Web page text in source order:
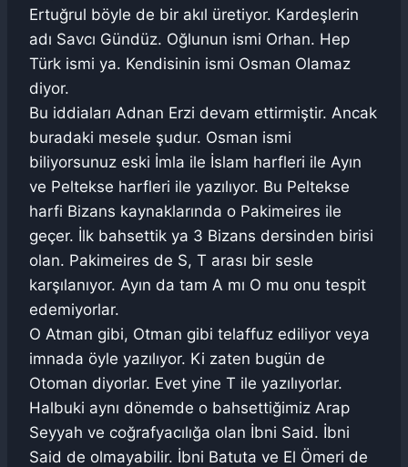
Ertuğrul böyle de bir akıl üretiyor. Kardeşlerin
adı Savcı Gündüz. Oğlunun ismi Orhan. Hep
Türk ismi ya. Kendisinin ismi Osman Olamaz
diyor.
Bu iddiaları Adnan Erzi devam ettirmiştir. Ancak
buradaki mesele şudur. Osman ismi
biliyorsunuz eski İmla ile İslam harfleri ile Ayın
ve Peltekse harfleri ile yazılıyor. Bu Peltekse
harfi Bizans kaynaklarında o Pakimeires ile
geçer. İlk bahsettik ya 3 Bizans dersinden birisi
olan. Pakimeires de S, T arası bir sesle
karşılanıyor. Ayın da tam A mı O mu onu tespit
edemiyorlar.
O Atman gibi, Otman gibi telaffuz ediliyor veya
imnada öyle yazılıyor. Ki zaten bugün de
Otoman diyorlar. Evet yine T ile yazılıyorlar.
Halbuki aynı dönemde o bahsettiğimiz Arap
Seyyah ve coğrafyacılığa olan İbni Said. İbni
Said de olmayabilir. İbni Batuta ve El Ömeri de